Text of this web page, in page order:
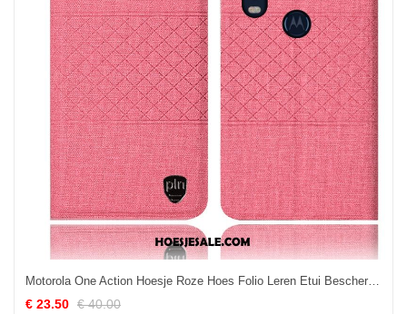
Motorola One Action Hoesje Roze Hoes Folio Leren Etui Bescherming Online
€ 23.50 € 40.00